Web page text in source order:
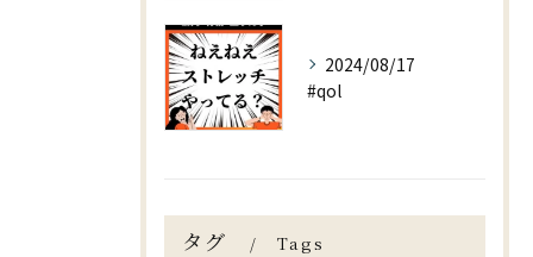
2024/08/17
#qol
タグ Tags